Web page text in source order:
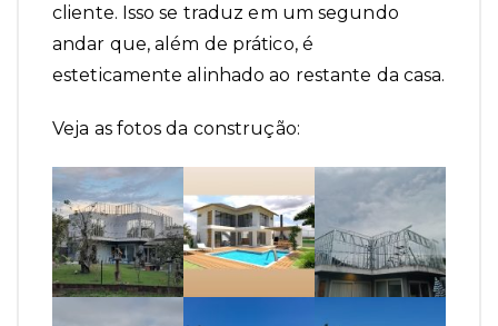
cliente. Isso se traduz em um segundo
andar que, além de prático, é
esteticamente alinhado ao restante da casa.
Veja as fotos da construção: